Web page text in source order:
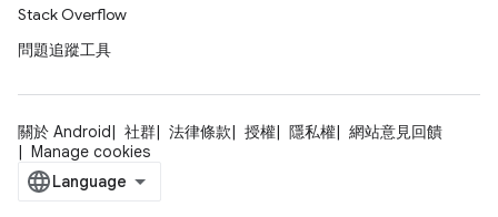
Stack Overflow
問題追蹤工具
關於 Android 社群 法律條款 授權 隱私權
網站意見回饋
Manage cookies